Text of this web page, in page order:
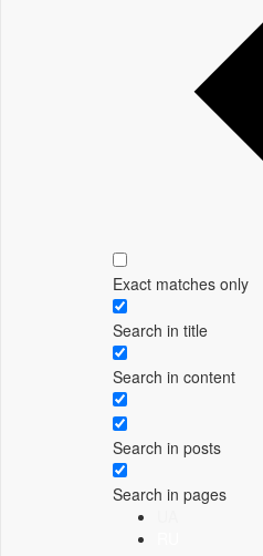
Exact matches only
Search in title
Search in content
Search in posts
Search in pages